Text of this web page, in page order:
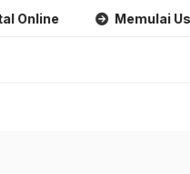
Memulai Usaha Baru